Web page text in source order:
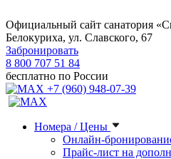
Официальный сайт санатория
Белокуриха, ул. Славского, 67
Забронировать
8 800 707 51 84
бесплатно по России
+7 (960) 948-07-39
Номера / Цены
Онлайн-
Прайс-лист на